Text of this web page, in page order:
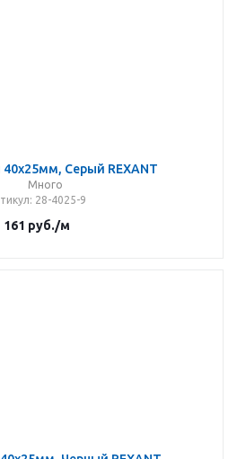
40х25мм, Серый REXANT
Много
: 28-4025-9
161 руб./м